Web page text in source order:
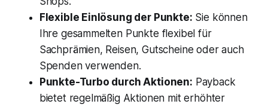
Flexible Einlösung der Punkte: Sie können
Ihre gesammelten Punkte flexibel für
Sachprämien, Reisen, Gutscheine oder auch
Spenden verwenden.
Punkte-Turbo durch Aktionen: Payback
bietet regelmäßig Aktionen mit erhöhter